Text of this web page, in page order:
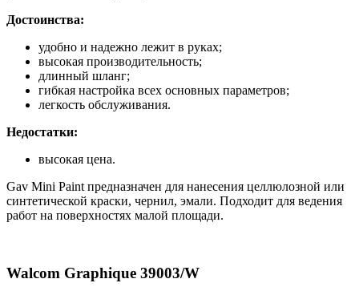
Достоинства:
удобно и надежно лежит в руках;
высокая производительность;
длинный шланг;
гибкая настройка всех основных параметров;
легкость обслуживания.
Недостатки:
высокая цена.
Gav Mini Paint предназначен для нанесения целлюлозной или
синтетической краски, чернил, эмали. Подходит для ведения
работ на поверхностях малой площади.
Walcom Graphique 39003/W